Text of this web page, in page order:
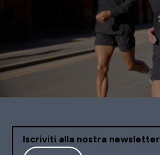
Iscriviti alla nostra newsletter